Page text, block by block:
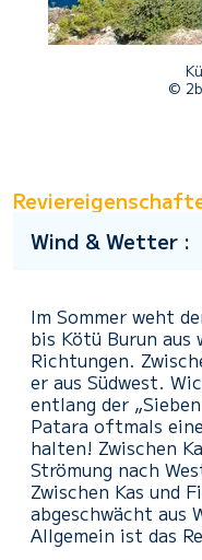
©
Wind & Wetter :
Im Sommer weht
bis Kötü Burun
Richtungen.
er aus Südwest.
entlang der
Patara oftmals
halten! Zwischen
Strömung nach
Zwischen Kas und
abgeschwächt aus
Allgemein ist das